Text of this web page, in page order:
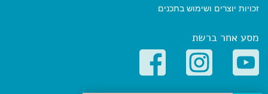
זכויות יוצרים ושימוש בתכנים
מסע אחר ברשת